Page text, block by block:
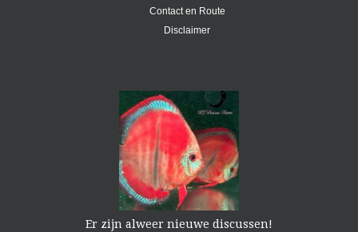
Contact en Route
Disclaimer
Er zijn alweer nieuwe discussen!